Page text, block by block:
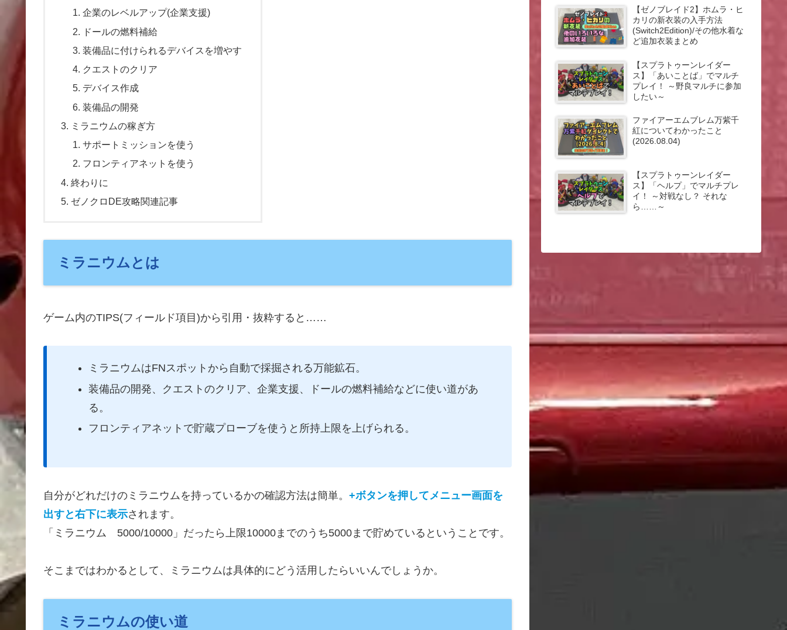
企業のレベルアップ(企業支援)
ドールの燃料補給
装備品に付けられるデバイスを増やす
クエストのクリア
デバイス作成
装備品の開発
ミラニウムの稼ぎ方
サポートミッションを使う
フロンティアネットを使う
終わりに
ゼノクロDE攻略関連記事
ミラニウムとは
ゲーム内のTIPS(フィールド項目)から引用・抜粋すると……
ミラニウムはFNスポットから自動で採掘される万能鉱石。
装備品の開発、クエストのクリア、企業支援、ドールの燃料補給などに使い道があ
る。
フロンティアネットで貯蔵プローブを使うと所持上限を上げられる。
自分がどれだけのミラニウムを持っているかの確認方法は簡単。 +ボタンを押してメニュー画面を
出すと右下に表示されます。
「ミラニウム 5000/10000」だったら上限10000までのうち5000まで貯めているということです。
そこまではわかるとして、ミラニウムは具体的にどう活用したらいいんでしょうか。
ミラニウムの使い道
【ゼノブレイド2】ホムラ・ヒ
カリの新衣装の入手方法
(Switch2Edition)/その他水着な
ど追加衣装まとめ
【スプラトゥーンレイダー
ス】「あいことば」でマルチ
プレイ！ ～野良マルチに参加
したい～
ファイアーエムブレム万紫千
紅についてわかったこと
(2026.08.04)
【スプラトゥーンレイダー
ス】「ヘルプ」でマルチプレ
イ！ ～対戦なし？ それな
ら……～